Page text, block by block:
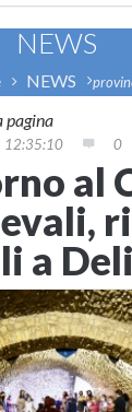
NEWS
NEWS
pagina
0
al
a